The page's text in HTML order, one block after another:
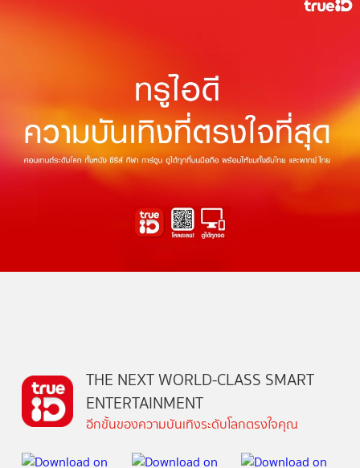
THE NEXT WORLD-CLASS SMART
ENTERTAINMENT
อีกขั้นของความบันเทิงระดับโลกตรงใจคุณ